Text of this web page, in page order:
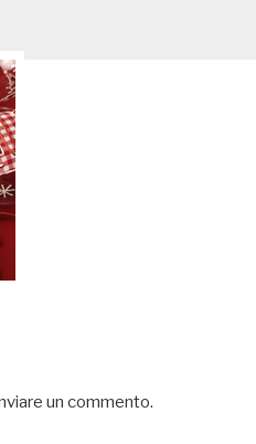
un commento.